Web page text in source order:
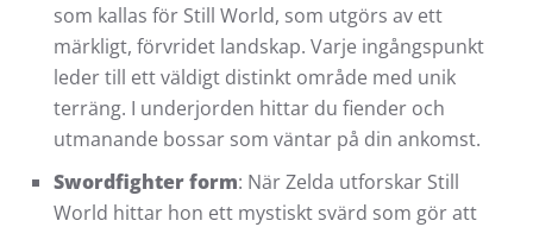
som kallas för Still World, som utgörs av ett
märkligt, förvridet landskap. Varje ingångspunkt
leder till ett väldigt distinkt område med unik
terräng. I underjorden hittar du fiender och
utmanande bossar som väntar på din ankomst.
Swordfighter form: När Zelda utforskar Still
World hittar hon ett mystiskt svärd som gör att